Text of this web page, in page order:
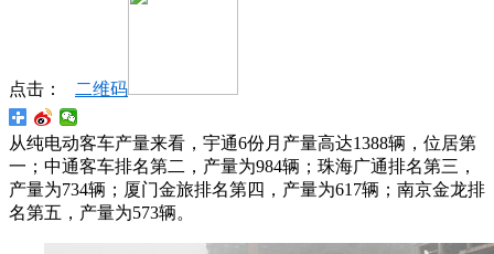
点击： 二维码
从纯电动客车产量来看，宇通6份月产量高达1388辆，位居第
一；中通客车排名第二，产量为984辆；珠海广通排名第三，
产量为734辆；厦门金旅排名第四，产量为617辆；南京金龙排
名第五，产量为573辆。